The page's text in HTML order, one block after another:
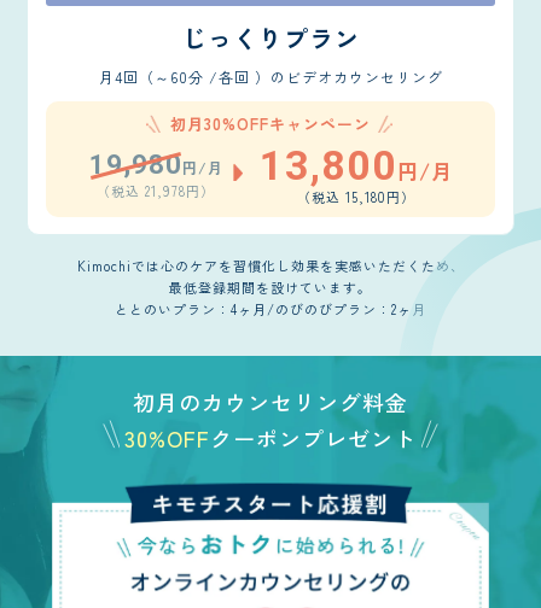
じっくりプラン
月4回（～60分 /各回 ）のビデオカウンセリング
初月30%OFFキャンペーン
19,980円/月
（税込 21,978円）
13,800 円/月
（税込 15,180円）
Kimochiでは心のケアを習慣化し効果を実感いただくため、
最低登録期間を設けています。
ととのいプラン：4ヶ月/のびのびプラン：2ヶ月
初月のカウンセリング料金
30%OFFクーポンプレゼント